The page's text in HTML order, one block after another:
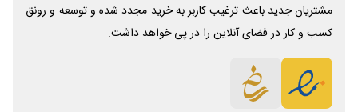
مشتریان جدید باعث ترغیب کاربر به خرید مجدد شده و توسعه و رونق
کسب و کار در فضای آنلاین را در پی خواهد داشت.